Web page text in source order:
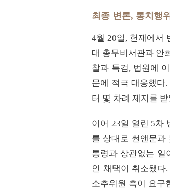
최종 변론, 통치행
4월 20일, 헌재에서
대 총무비서관과 안
찰과 특검, 법원에
문에 적극 대응했다
터 몇 차례 제지를
이어 23일 열린 5차
를 상대로 썬앤문과
통령과 상관없는 일
인 채택이 취소됐
소추위원 측이 요구